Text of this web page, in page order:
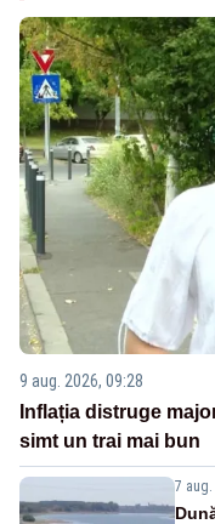
9 aug. 2026, 09:28
Inflația distruge
simt un trai mai bun
7 aug.